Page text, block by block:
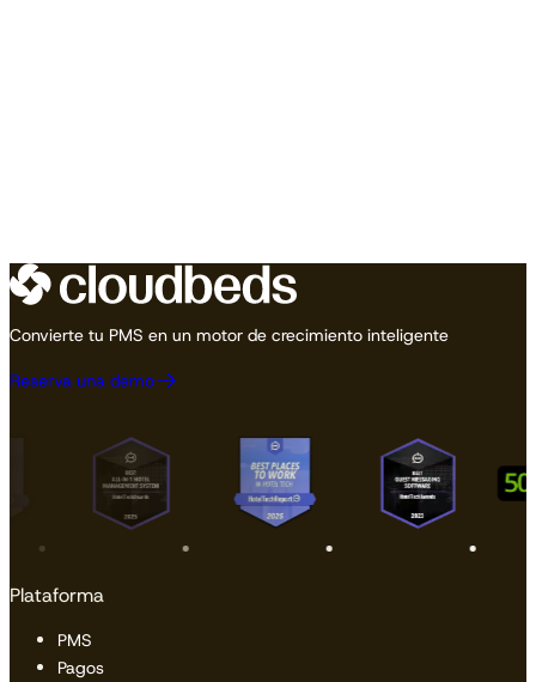
Convierte tu PMS en un motor de crecimiento inteligente
Reserva una demo
Plataforma
PMS
Pagos